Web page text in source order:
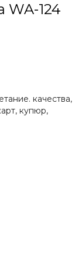
WA-124
качества,
купюр,